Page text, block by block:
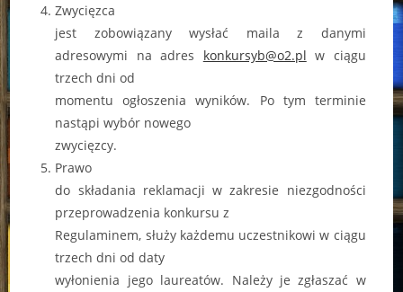
Zwycięzca
jest zobowiązany wysłać maila z danymi
adresowymi na adres konkursyb@o2.pl w ciągu
trzech dni od
momentu ogłoszenia wyników. Po tym terminie
nastąpi wybór nowego
zwycięzcy.
Prawo
do składania reklamacji w zakresie niezgodności
przeprowadzenia konkursu z
Regulaminem, służy każdemu uczestnikowi w ciągu
trzech dni od daty
wyłonienia jego laureatów. Należy je zgłaszać w